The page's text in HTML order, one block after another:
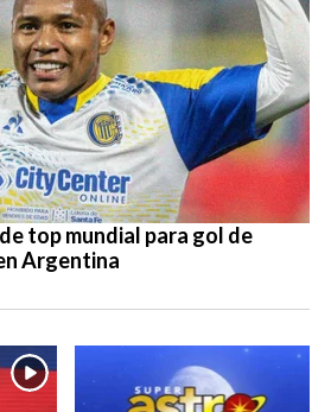
top mundial para gol de
Argentina